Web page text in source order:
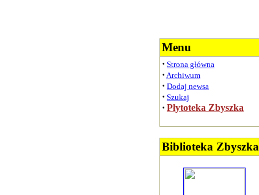
Menu
· Strona główna
· Archiwum
· Dodaj newsa
· Szukaj
· Płytoteka Zbyszka
Biblioteka Zbyszka